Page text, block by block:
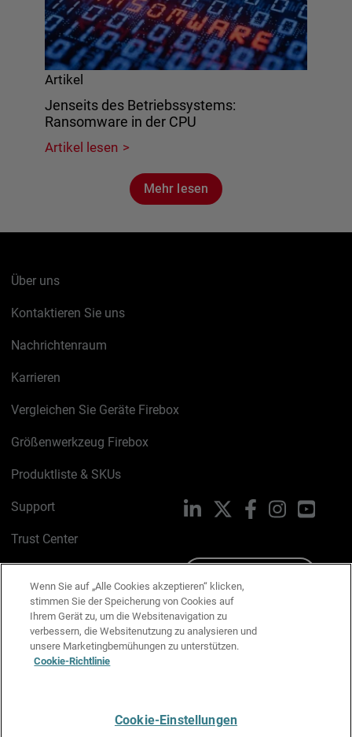
Artikel
Jenseits des Betriebssystems:
Ransomware in der CPU
Artikel lesen
Mehr lesen
Über uns
Kontaktieren Sie uns
Nachrichtenraum
Karrieren
Vergleichen Sie Geräte Firebox
Größenwerkzeug Firebox
Produktliste & SKUs
Support
Trust Center
Cookie-Richtlinie
Datenschutzrichtlinie
Media & Brand Kit
LinkedIn FacebookInstagram
Wenn Sie auf „Alle Cookies akzeptieren“ klicken,
stimmen Sie der Speicherung von Cookies auf
Ihrem Gerät zu, um die Websitenavigation zu
verbessern, die Websitenutzung zu analysieren und
unsere Marketingbemühungen zu unterstützen.
Cookie-Richtlinie
Cookie-Einstellungen